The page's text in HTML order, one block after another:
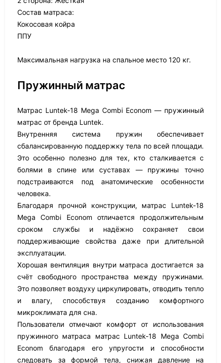
Состав матраса:
Кокосовая койра
ППУ
Максимальная нагрузка на спальное место 120 кг.
Пружинный матрас
Матрас Luntek-18 Mega Combi Econom — пружинный
матрас от бренда Luntek.
Внутренняя система пружин обеспечивает
сбалансированную поддержку тела по всей площади.
Это особенно полезно для тех, кто сталкивается с
болями в спине или суставах — пружины точно
подстраиваются под анатомические особенности
человека.
Благодаря прочной конструкции, матрас Luntek-18
Mega Combi Econom отличается продолжительным
сроком службы и надёжно сохраняет свои
поддерживающие свойства даже при длительной
эксплуатации.
Хорошая вентиляция внутри матраса достигается за
счёт свободного пространства между пружинами.
Это позволяет воздуху циркулировать, отводить тепло
и влагу, способствуя созданию комфортного
микроклимата для сна.
Пользователи отмечают комфорт от использования
пружинного матраса матрас Luntek-18 Mega Combi
Econom благодаря его упругости и способности
следовать за формой тела, снижая давление на